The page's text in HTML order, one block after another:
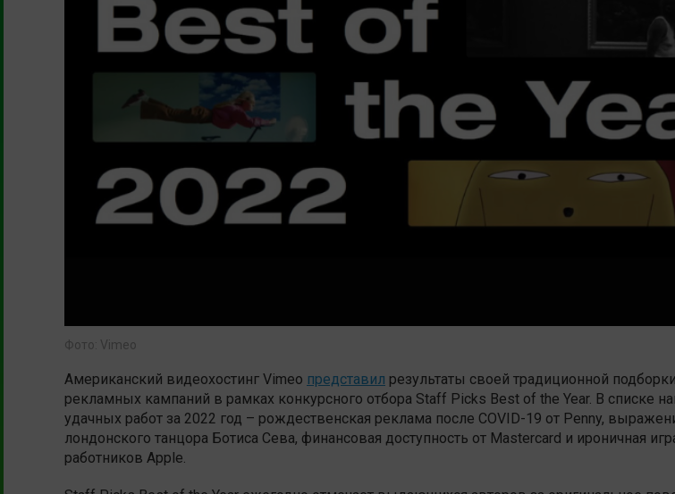
Фото: Vimeo
Американский видеохостинг Vimeo представил результаты своей традиционной
рекламных кампаний в рамках конкурсного отбора Staff Picks Best of the Year. В списке
удачных работ за 2022 год – рождественская реклама после COVID-19 от Penny,
лондонского танцора Ботиса Сева, финансовая доступность от Mastercard и ироничная
работников Apple.